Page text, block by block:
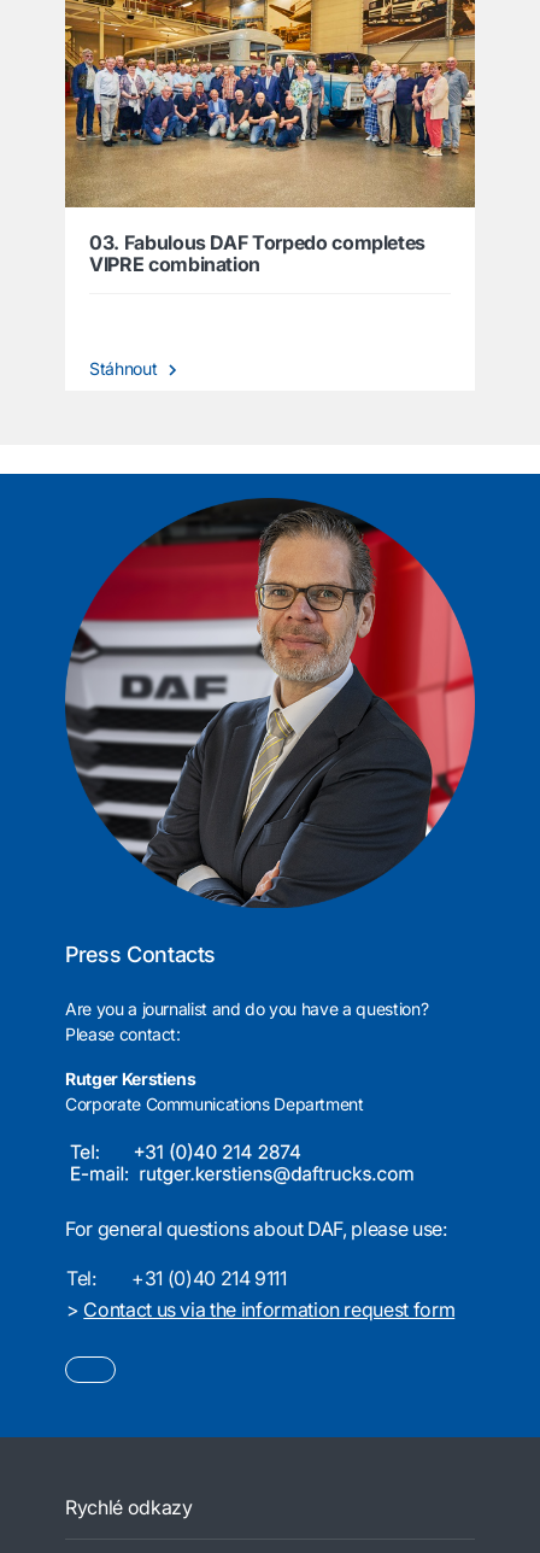
03. Fabulous DAF Torpedo completes
VIPRE combination
Stáhnout
Press Contacts
Are you a journalist and do you have a question?
Please contact:
Rutger Kerstiens
Corporate Communications Department
For general questions about DAF, please use:
Tel:
+31 (0)40 214 9111
> Contact us via the information request form
Rychlé odkazy